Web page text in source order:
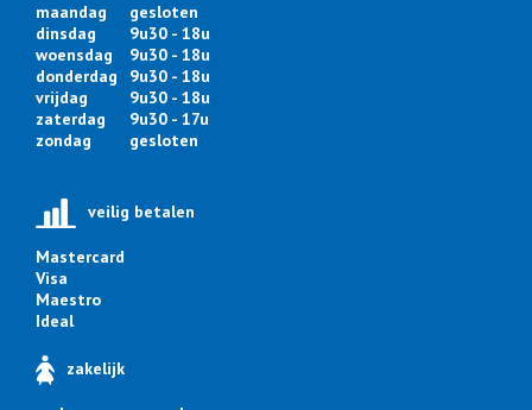
maandag
gesloten
dinsdag
9u30 - 18u
woensdag
9u30 - 18u
donderdag
9u30 - 18u
vrijdag
9u30 - 18u
zaterdag
9u30 - 17u
zondag
gesloten
veilig betalen
Mastercard
Visa
Maestro
Ideal
zakelijk